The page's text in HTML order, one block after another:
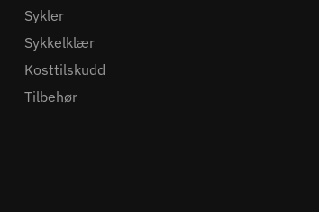
Sykler
Sykkelklær
Kosttilskudd
Tilbehør